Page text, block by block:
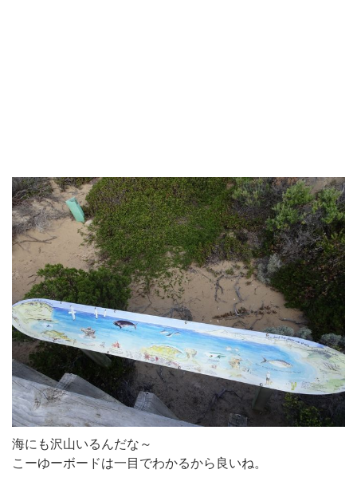
海にも沢山いるんだな～
こーゆーボードは一目でわかるから良いね。